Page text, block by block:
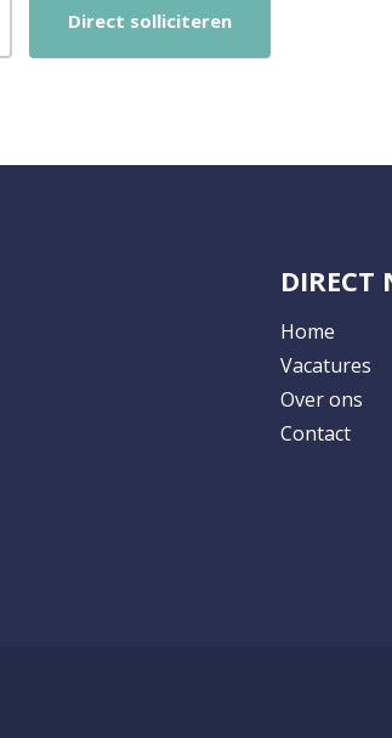
Direct solliciteren
DIRECT
Home
Vacatures
Over ons
Contact